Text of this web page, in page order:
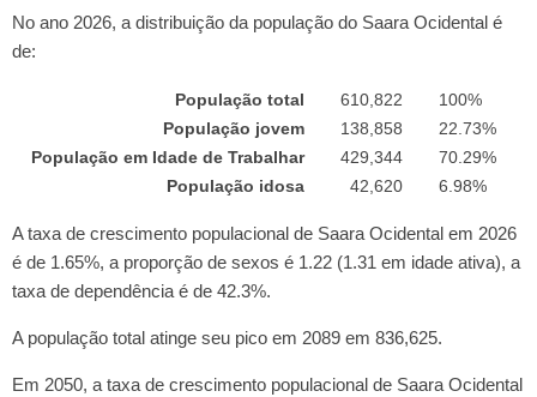
No ano 2026, a distribuição da população do Saara Ocidental é
de:
População total 610,822
100%
População jovem
138,858
22.73%
População em Idade de Trabalhar
429,344
70.29%
População idosa
42,620 6.98%
A taxa de crescimento populacional de Saara Ocidental em 2026
é de 1.65%, a proporção de sexos é 1.22 (1.31 em idade ativa), a
taxa de dependência é de 42.3%.
A população total atinge seu pico em 2089 em 836,625.
Em 2050, a taxa de crescimento populacional de Saara Ocidental